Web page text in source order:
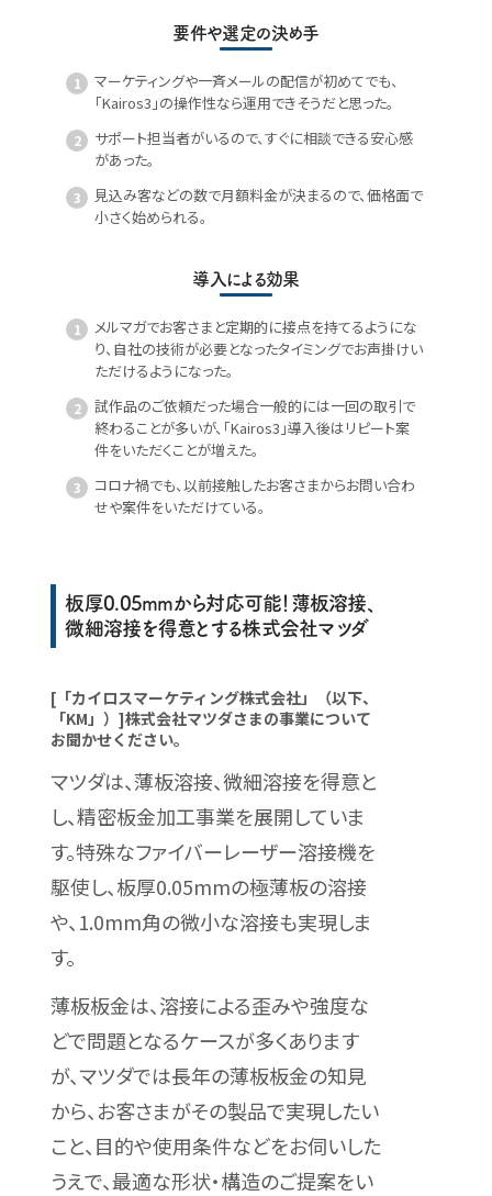
要件や選定の決め手
マーケティングや一斉メールの配信が初めてでも、
「Kairos3」の操作性なら運用できそうだと思った。
サポート担当者がいるので、すぐに相談できる安心感
があった。
見込み客などの数で月額料金が決まるので、価格面で
小さく始められる。
導入による効果
メルマガでお客さまと定期的に接点を持てるようにな
り、自社の技術が必要となったタイミングでお声掛けい
ただけるようになった。
試作品のご依頼だった場合一般的には一回の取引で
終わることが多いが、「Kairos3」導入後はリピート案
件をいただくことが増えた。
コロナ禍でも、以前接触したお客さまからお問い合わ
せや案件をいただけている。
板厚0.05mmから対応可能！薄板溶接、
微細溶接を得意とする株式会社マツダ
[「カイロスマーケティング株式会社」（以下、
「KM」）]株式会社マツダさまの事業について
お聞かせください。
マツダは、薄板溶接、微細溶接を得意と
し、精密板金加工事業を展開していま
す。特殊なファイバーレーザー溶接機を
駆使し、板厚0.05mmの極薄板の溶接
や、1.0mm角の微小な溶接も実現しま
す。
薄板板金は、溶接による歪みや強度な
どで問題となるケースが多くあります
が、マツダでは長年の薄板板金の知見
から、お客さまがその製品で実現したい
こと、目的や使用条件などをお伺いした
うえで、最適な形状・構造のご提案をい